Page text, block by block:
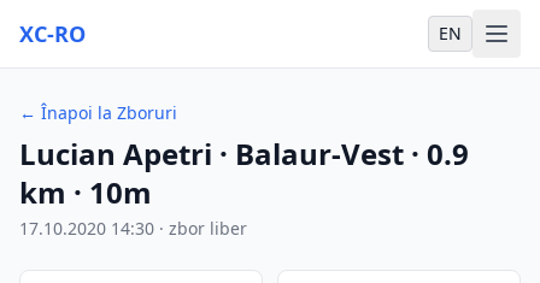
XC-RO EN
← Înapoi la Zboruri
Lucian Apetri · Balaur-Vest · 0.9
km · 10m
17.10.2020 14:30 · zbor liber